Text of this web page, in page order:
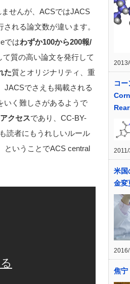
せんが、ACSではJACS
れる論文数が違います。
ではわずか100から200報/
て質の高い論文を発行して
た質とオリジナリティ、重
JACSでさえも掲載される
いく難しさがあるようで
クセスであり、CC-BY-
読者にもうれしいルール
ということでACS central
コ
2011/
米国
金変
焦